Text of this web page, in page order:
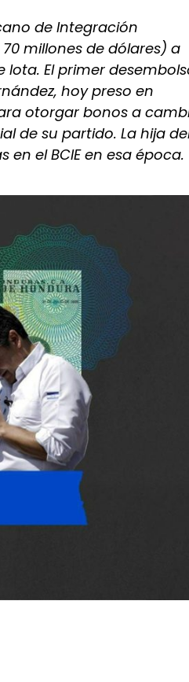
de Integración
millones de dólares) a
El primer
hoy preso en
otorgar bonos a
de su partido. La hija
el BCIE en esa época.